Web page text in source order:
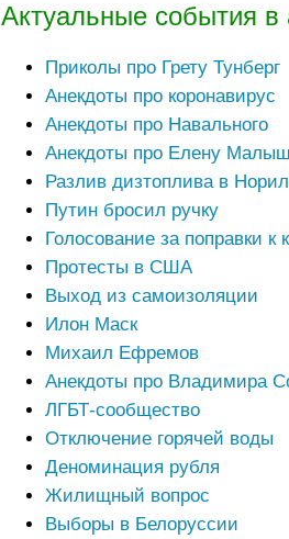
Актуальные события в
Приколы про Грету Тунберг
Анекдоты про коронавирус
Анекдоты про Навального
Анекдоты про Елену
Разлив дизтоплива в
Путин бросил ручку
Голосование за поправки к
Протесты в США
Выход из самоизоляции
Илон Маск
Михаил Ефремов
Анекдоты про Владимира
ЛГБТ-сообщество
Отключение горячей воды
Деноминация рубля
Жилищный вопрос
Выборы в Белоруссии